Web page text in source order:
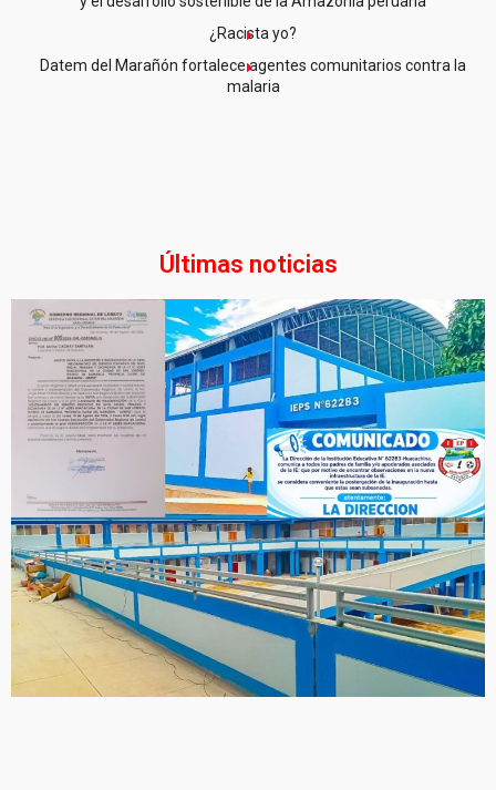
¿Racista yo?
Datem del Marañón fortalece agentes comunitarios contra la
malaria
Últimas noticias